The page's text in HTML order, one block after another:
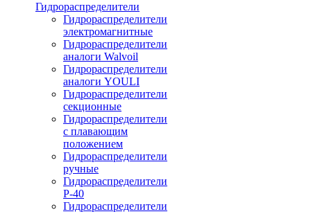
Гидрораспределители
Гидрораспределители
электромагнитные
Гидрораспределители
аналоги Walvoil
Гидрораспределители
аналоги YOULI
Гидрораспределители
секционные
Гидрораспределители
с плавающим
положением
Гидрораспределители
ручные
Гидрораспределители
Р-40
Гидрораспределители